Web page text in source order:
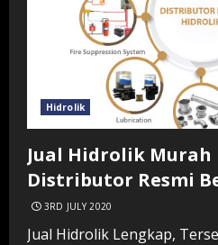
Hidrolik
Jual Hidrolik Murah
Distributor Resmi
3RD JULY 2020
Jual Hidrolik Lengkap,